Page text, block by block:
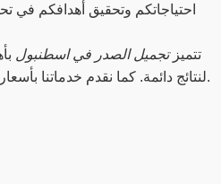
احتياجاتكم وتحقيق أهدافكم
تتميزتجميل الصدر في اسطنبول
لنتائج دائمة. كما نقدم خدماتنا بأسعار تنافسية، لتصبح خيارك الأمثل.